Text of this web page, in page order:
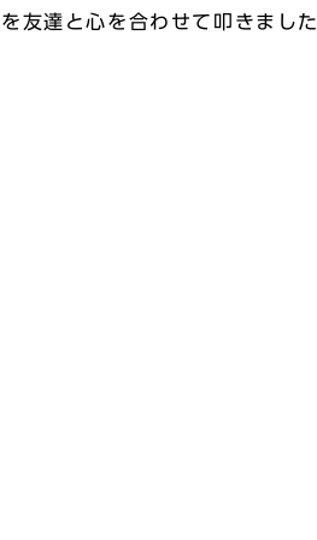
友達と心を合わせて叩きました